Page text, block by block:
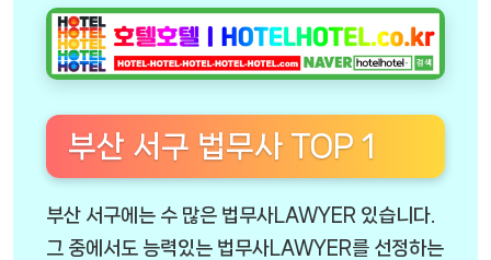
부산 서구 법무사 TOP 1
부산 서구에는 수 많은 법무사LAWYER 있습니다.
그 중에서도 능력있는 법무사LAWYER를 선정하는